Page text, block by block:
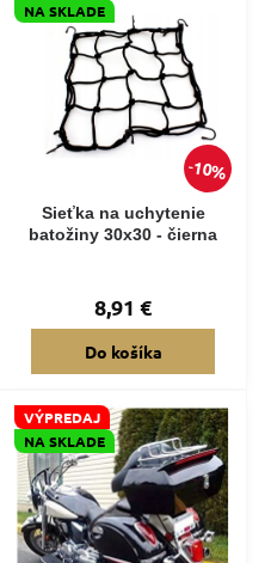
10%
NA SKLADE
Sieťka na uchytenie
batožiny 30x30 - čierna
8,91 €
Do košíka
VÝPREDAJ
NA SKLADE